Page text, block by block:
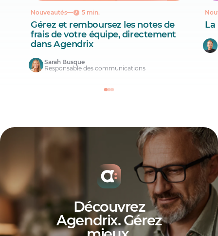
Nouveautés 5 min.
Gérez et remboursez les notes de
frais de votre équipe, directement
dans Agendrix
Sarah Busque
Responsable des communications
La
Découvrez
Agendrix. Gérez